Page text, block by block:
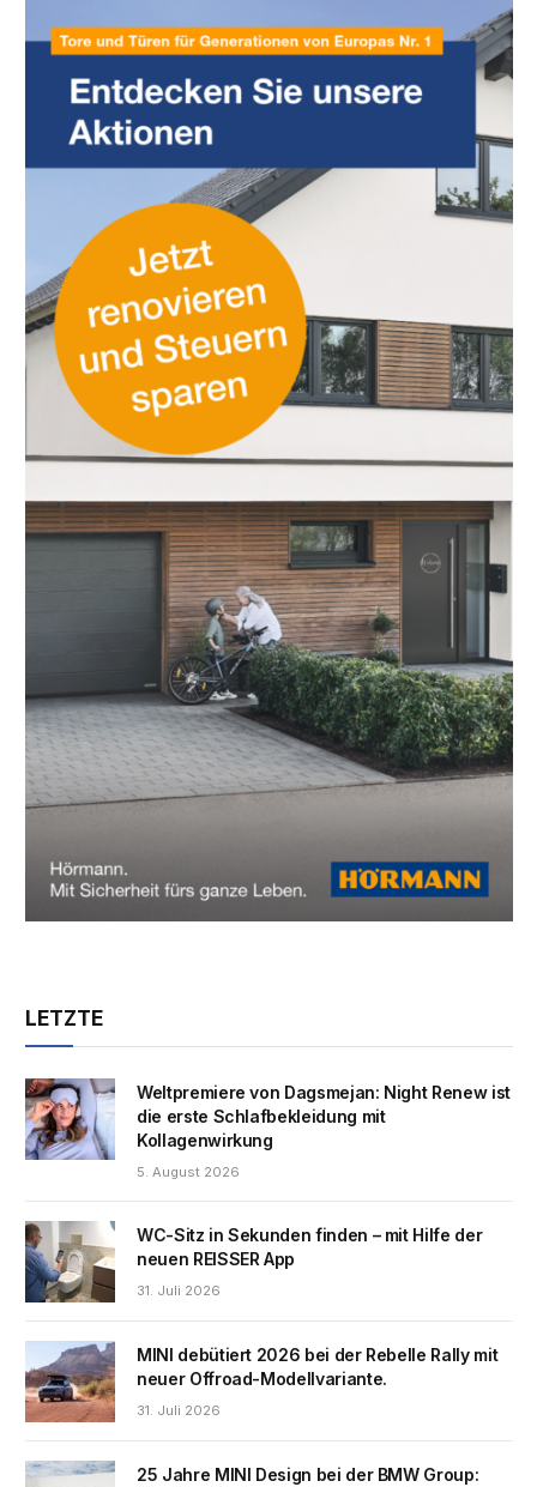
LETZTE
Weltpremiere von Dagsmejan: Night Renew ist
die erste Schlafbekleidung mit
Kollagenwirkung
5. August 2026
WC-Sitz in Sekunden finden – mit Hilfe der
neuen REISSER App
31. Juli 2026
MINI debütiert 2026 bei der Rebelle Rally mit
neuer Offroad-Modellvariante.
31. Juli 2026
25 Jahre MINI Design bei der BMW Group: